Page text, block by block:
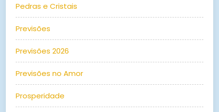
Pedras e Cristais
Previsões
Previsões 2026
Previsões no Amor
Prosperidade